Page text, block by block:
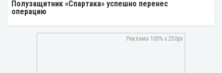
Полузащитник «Спартака» успешно перенес
операцию